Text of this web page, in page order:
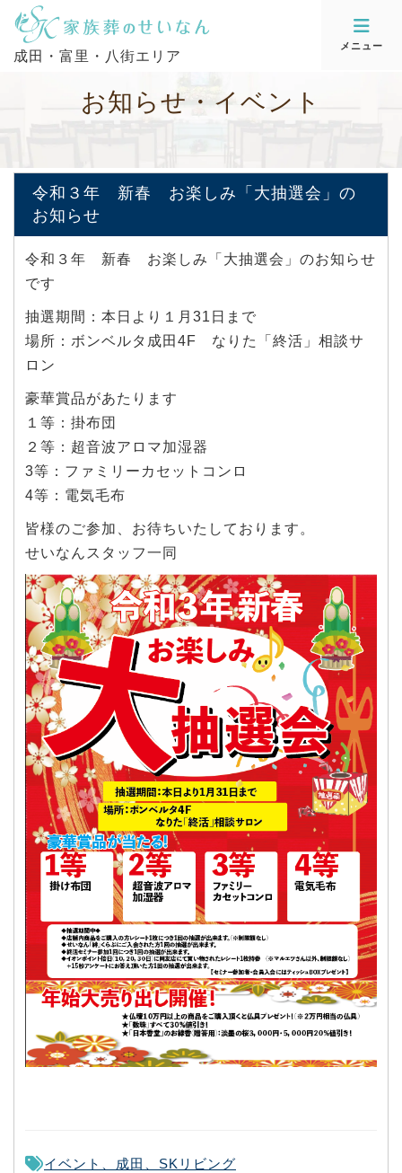
成田・富里・八街エリア
メニュー
お知 らせ ・ イ ベン ト
令和３年 新春 お楽しみ「大抽選会」の
お知らせ
令和３年 新春 お楽しみ「大抽選会」のお知らせ
です
抽選期間：本日より１月31日まで
場所：ボンベルタ成田4F なりた「終活」相談サ
ロン
豪華賞品があたります
１等：掛布団
２等：超音波アロマ加湿器
3等：ファミリーカセットコンロ
4等：電気毛布
皆様のご参加、お待ちいたしております。
せいなんスタッフ一同
イベント、成田、SKリビング